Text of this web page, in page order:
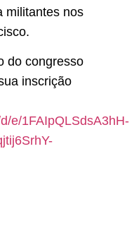
militantes nos
do congresso
inscrição
e/1FAIpQLSdsA3hH-